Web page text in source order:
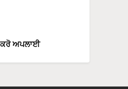
ਕਰੋ ਅਪਲਾਈ